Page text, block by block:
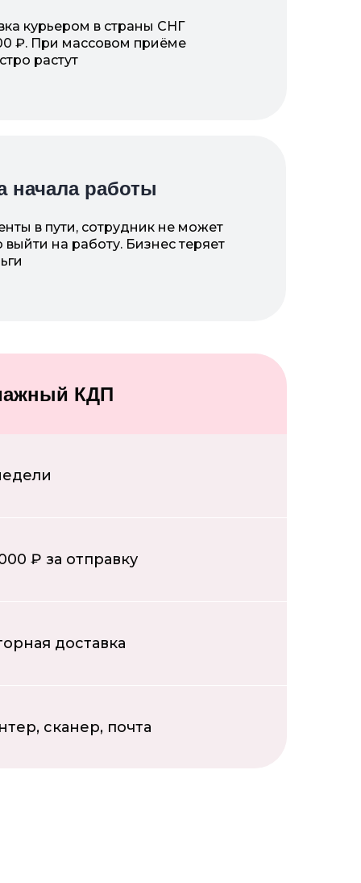
в пути, сотрудник не может
на работу. Бизнес теряет
курьером в страны СНГ
₽. При массовом приёме
растут
начала работы
доставка
₽ за отправку
сканер, почта
КДП